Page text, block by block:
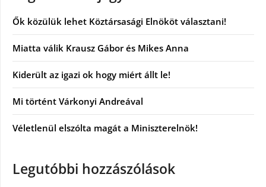
Ők közülük lehet Köztársasági Elnököt választani!
Miatta válik Krausz Gábor és Mikes Anna
Kiderült az igazi ok hogy miért állt le!
Mi történt Várkonyi Andreával
Véletlenül elszólta magát a Miniszterelnök!
Legutóbbi hozzászólások